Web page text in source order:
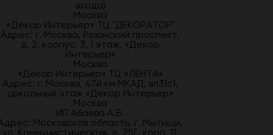
входа)
Москва
«Декор Интерьер» ТЦ "ДЕКОРАТОР"
Адрес: г. Москва, Рязанский проспект,
д. 2, корпус. 3, 1 этаж, «Декор
Интерьер»
Москва
«Декор Интерьер» ТЦ «ЛЕНТА»
Адрес: г. Москва, 47й км МКАД, вл31с1,
цокольный этаж «Декор Интерьер»
Москва
ИП Абаева А.В.
Московская область, г. Мытищи,
ул. Коммунистическая, д. 25Г, корп. 11,